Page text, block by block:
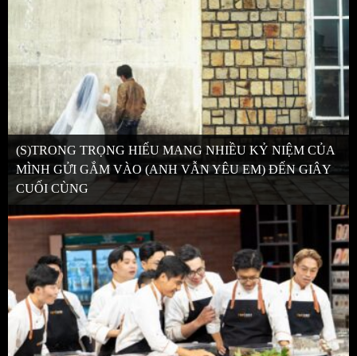
(S)TRONG TRỌNG HIẾU MANG NHIỀU KỶ NIỆM CỦA
MÌNH GỬI GẮM VÀO (ANH VẪN YÊU EM) ĐẾN GIÂY
CUỐI CÙNG